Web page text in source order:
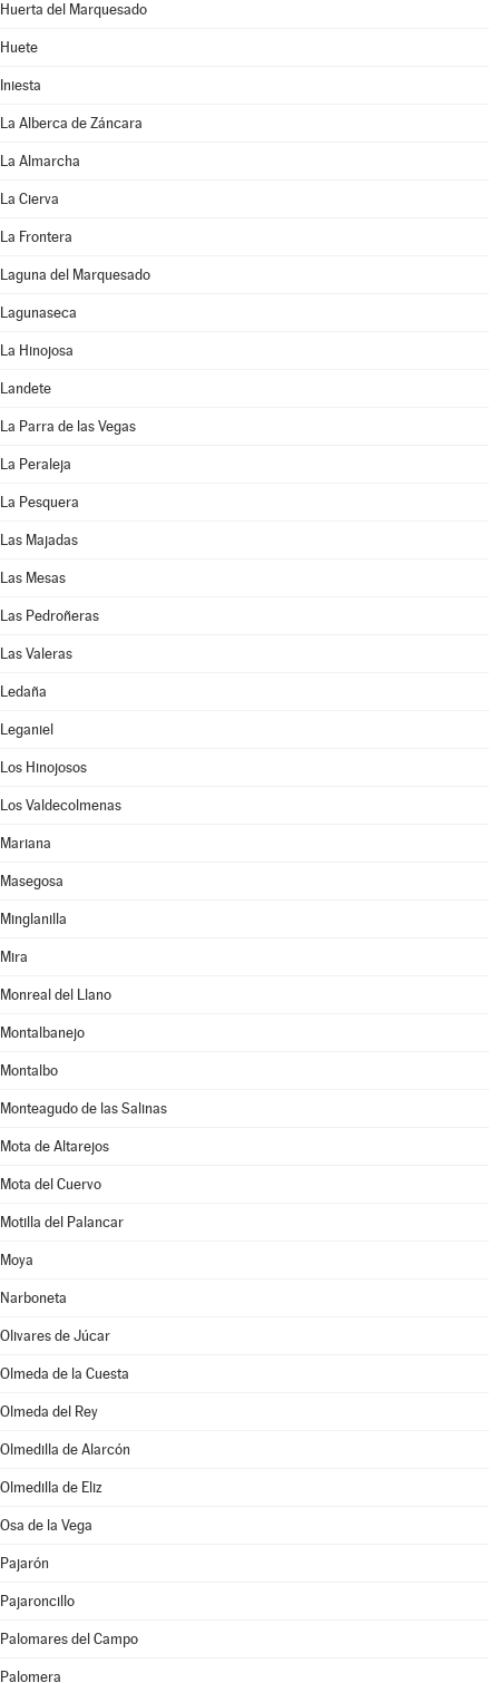
Huerta del Marquesado
Huete
Iniesta
La Alberca de Záncara
La Almarcha
La Cierva
La Frontera
Laguna del Marquesado
Lagunaseca
La Hinojosa
Landete
La Parra de las Vegas
La Peraleja
La Pesquera
Las Majadas
Las Mesas
Las Pedroñeras
Las Valeras
Ledaña
Leganiel
Los Hinojosos
Los Valdecolmenas
Mariana
Masegosa
Minglanilla
Mira
Monreal del Llano
Montalbanejo
Montalbo
Monteagudo de las Salinas
Mota de Altarejos
Mota del Cuervo
Motilla del Palancar
Moya
Narboneta
Olivares de Júcar
Olmeda de la Cuesta
Olmeda del Rey
Olmedilla de Alarcón
Olmedilla de Eliz
Osa de la Vega
Pajarón
Pajaroncillo
Palomares del Campo
Palomera